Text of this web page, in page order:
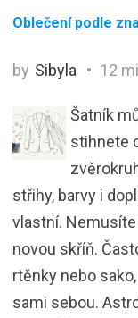
Oblečení podle
by Sibyla 12
Šatník
stihnete
střihy, barvy i
vlastní.
novou skříň.
rtěnky nebo
sami sebou.